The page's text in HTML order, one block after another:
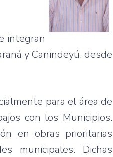
integran
yCanindeyú, desde
para el área de
con los Municipios.
en obras prioritarias
municipales. Dichas